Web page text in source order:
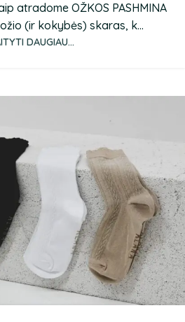
atradome OŽKOS PASHMINA
(ir kokybės) skaras, k...
DAUGIAU...